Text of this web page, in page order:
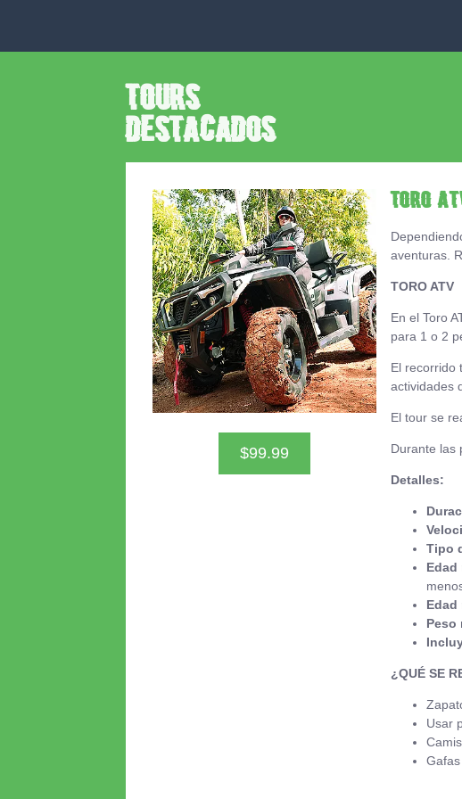
Tours
Destacados
$99.99
TORO
aventuras.
TORO ATV
En el Toro
para 1 o 2
El recorrido
actividades
El tour se
Durante las
Detalles:
Tipo
Edad
Peso
¿QUÉ SE
Usar